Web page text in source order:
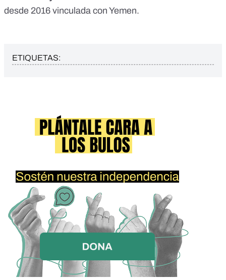
desde 2016 vinculada con Yemen.
ETIQUETAS: